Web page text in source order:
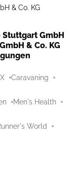
& Co. KG
GmbH
& Co. KG
Caravaning
Men's Health
World